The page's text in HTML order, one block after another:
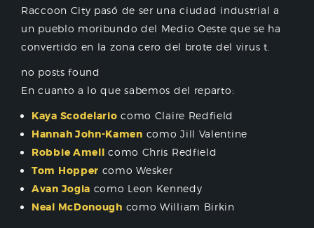
Raccoon City pasó de ser una ciudad industrial a
un pueblo moribundo del Medio Oeste que se ha
convertido en la zona cero del brote del virus t.
no posts found
En cuanto a lo que sabemos del reparto:
Kaya Scodelario como Claire Redfield
Hannah John-Kamen como Jill Valentine
Robbie Amell como Chris Redfield
Tom Hopper como Wesker
Avan Jogia como Leon Kennedy
Neal McDonough como William Birkin